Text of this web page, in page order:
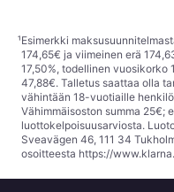
¹Esimerkki
174,65€ ja viimeinen erä
17,50%, todellinen vuosikorko
47,88€. Talletus saattaa olla
vähintään 18-vuotiaille
Vähimmäisoston summa 25€;
luottokelpoisuusarviosta.
Sveavägen 46, 111 34
osoitteesta https://